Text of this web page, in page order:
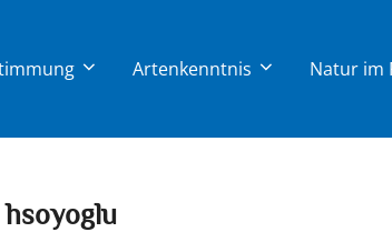
Artenkenntnis Natur im
hsoyoglu